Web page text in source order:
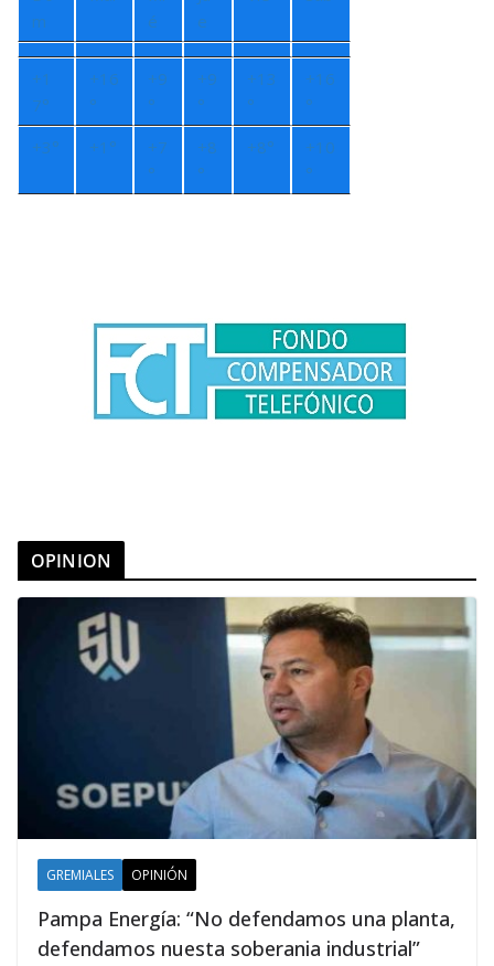
m
é
e
+1
7°
+16
°
+9
°
+9
°
+13
°
+16
°
+3° +1° +7
°
+8
°
+8° +10
°
OPINION
GREMIALES OPINIÓN
Pampa Energía: “No defendamos una planta,
defendamos nuesta soberania industrial”